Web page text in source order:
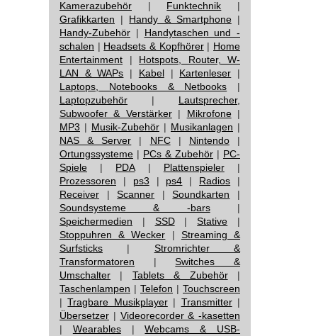
Kamerazubehör | Funktechnik |
Grafikkarten | Handy & Smartphone|
Handy-Zubehör | Handytaschen und -
schalen | Headsets & Kopfhörer| Home
Entertainment | Hotspots, Router, W-
LAN & WAPs | Kabel| Kartenleser |
Laptops, Notebooks & Netbooks |
Laptopzubehör | Lautsprecher,
Subwoofer & Verstärker| Mikrofone|
MP3 | Musik-Zubehör | Musikanlagen |
NAS & Server | NFC| Nintendo|
Ortungssysteme | PCs & Zubehör | PC-
Spiele | PDA| Plattenspieler|
Prozessoren | ps3 | ps4 | Radios |
Receiver |Scanner |Soundkarten |
Soundsysteme & -bars|
Speichermedien | SSD|Stative |
Stoppuhren & Wecker | Streaming &
Surfsticks | Stromrichter &
Transformatoren |Switches &
Umschalter | Tablets & Zubehör|
Taschenlampen | Telefon | Touchscreen
|Tragbare Musikplayer| Transmitter|
Übersetzer | Videorecorder & -kasetten
| Wearables|Webcams & USB-